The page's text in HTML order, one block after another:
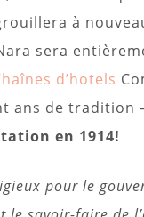
à
sera
d’hotels
ans de tradition
en 1914!
pour le